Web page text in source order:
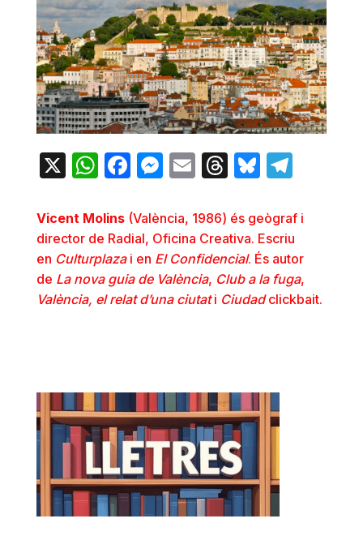
X WhatsApp
Facebook
Messenger
EmailThreads
Bluesky
Vicent Molins(València, 1986) és geògraf i
director de Radial, Oficina Creativa. Escriu
en Culturplazai en El Confidencial. És autor
de La nova guia de València, Club a la fuga,
València, el relat d’una ciutati Ciudadclickbait.